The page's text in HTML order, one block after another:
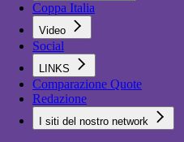
Coppa Italia
Video
Social
LINKS
Comparazione Quote
Redazione
I siti del nostro network